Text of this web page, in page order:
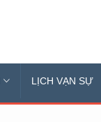
LỊCH VẠN SỰ